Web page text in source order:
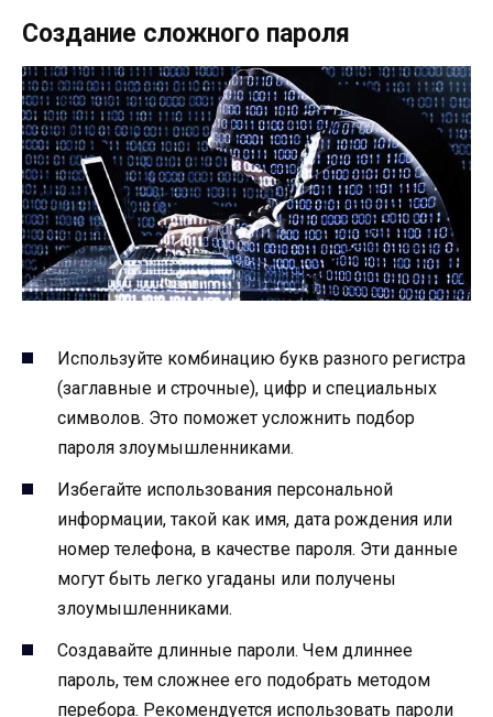
Создание сложного пароля
Используйте комбинацию букв разного регистра
(заглавные и строчные), цифр и специальных
символов. Это поможет усложнить подбор
пароля злоумышленниками.
Избегайте использования персональной
информации, такой как имя, дата рождения или
номер телефона, в качестве пароля. Эти данные
могут быть легко угаданы или получены
злоумышленниками.
Создавайте длинные пароли. Чем длиннее
пароль, тем сложнее его подобрать методом
перебора. Рекомендуется использовать пароли